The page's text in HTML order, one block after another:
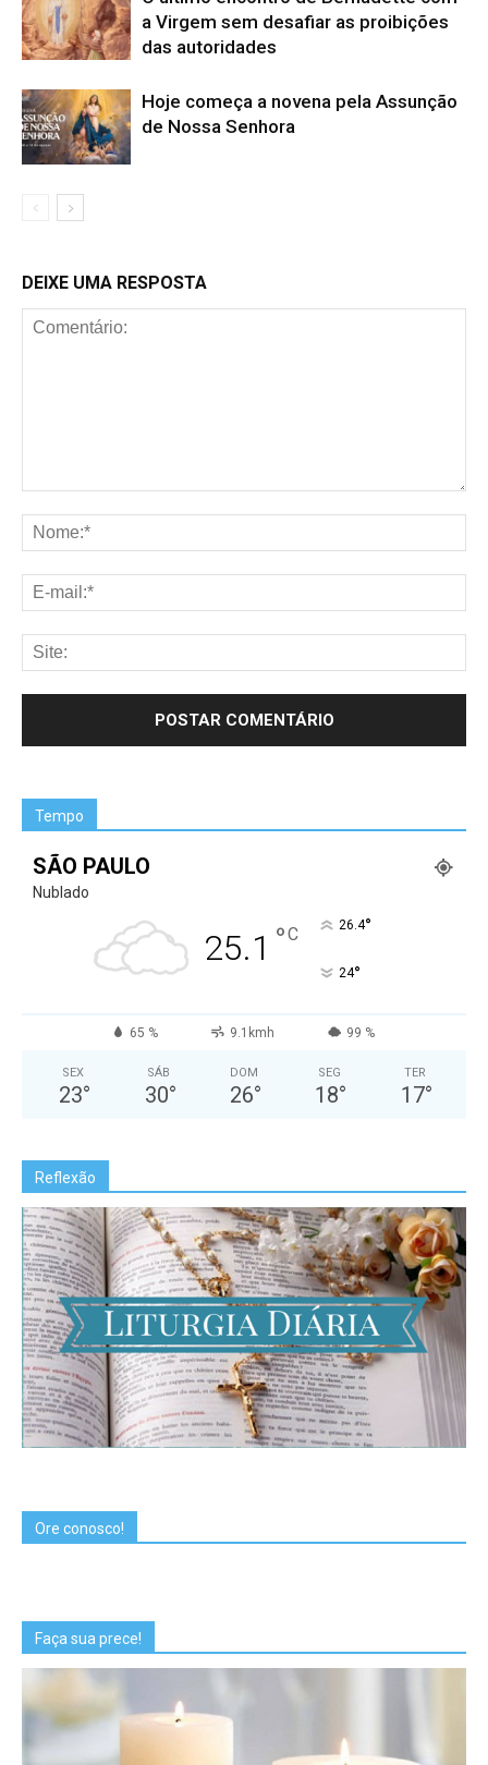
a Virgem sem desafiar as proibições
das autoridades
Hoje começa a novena pela Assunção
de Nossa Senhora
DEIXE UMA RESPOSTA
Tempo
SÃO PAULO
Nublado
25.1 °C 26.4°
24°
65 % 9.1kmh 99 %
SEX
23°
SÁB
30°
DOM
26°
SEG
18°
TER
17°
Reflexão
Ore conosco!
Faça sua prece!